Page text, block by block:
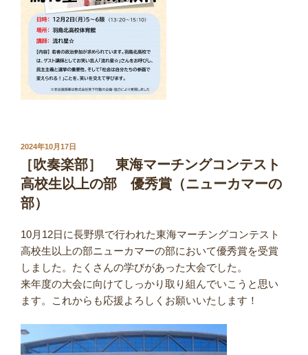
投
日:
2024年10月17日
［吹奏楽部］ 東海マーチングコンテスト
高校生以上の部 優秀賞（ニューカマーの
部）
10月12日に長野県で行われた東海マーチングコンテスト
高校生以上の部ニューカマーの部において優秀賞を受賞
しました。たくさんの学びがあった大会でした。
来年度の大会に向けてしっかり取り組んでいこうと思い
ます。これからも応援よろしくお願いいたします！